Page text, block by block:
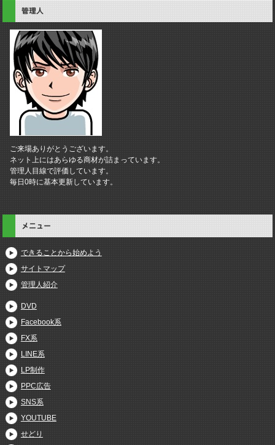
管理人
ご来場ありがとうございます。
ネット上にはあらゆる商材が詰まっています。
管理人目線で評価しています。
毎日0時に基本更新しています。
メニュー
できることから始めよう
サイトマップ
管理人紹介
DVD
Facebook系
FX系
LINE系
LP制作
PPC広告
SNS系
YOUTUBE
せどり